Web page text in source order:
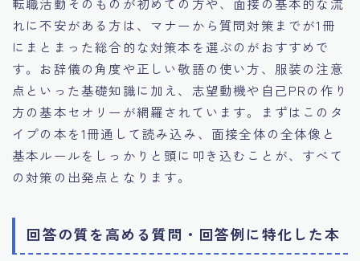
転職活動そのものが初めての方や、面接の基本的な流
れに不安がある方は、マナーから質問対策までが1冊
にまとまった総合的な対策本を選ぶのがおすすめで
す。お辞儀の角度や正しい敬語の使い方、服装の注意
点といった基礎知識に加え、志望動機や自己PRの作り
方の基本セオリーが網羅されています。まずはこのタ
イプの本を1冊通して読み込み、面接全体の全体像と
基本ルールをしっかりと頭に叩き込むことが、すべて
の対策の出発点となります。
回答の質を高める質問・回答例に特化した本